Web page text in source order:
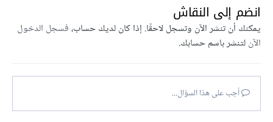
انضم إلى النقاش
يمكنك أن تنشر الآن وتسجل لاحقًا. إذا كان لديك حساب،فسجل الدخول
الآنلتنشر باسم حسابك.
أجب على هذا السؤال...